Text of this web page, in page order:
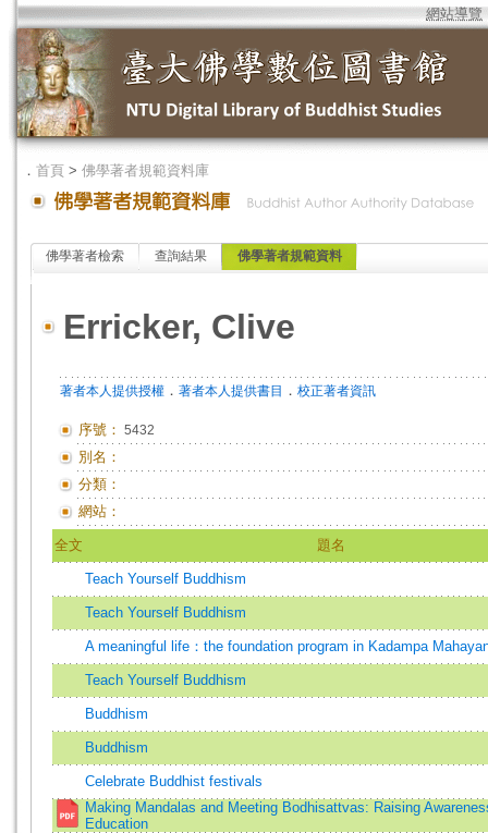
網站導覽
． 首頁 > 佛學著者規範資料庫
佛學著者檢索 查詢結果 佛學著者規範資料
Erricker, Clive
著者本人提供授權 ． 著者本人提供書目 ． 校正著者資訊
序號： 5432
別名：
分類：
網站：
全文 題名
Teach Yourself Buddhism
Teach Yourself Buddhism
A meaningful life：the foundation program in Kadampa
Teach Yourself Buddhism
Buddhism
Buddhism
Celebrate Buddhist festivals
Making Mandalas and Meeting Bodhisattvas: Raising
Education